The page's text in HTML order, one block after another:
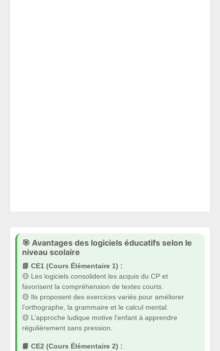
🎯 Avantages des logiciels éducatifs selon le
niveau scolaire
📗 CE1 (Cours Élémentaire 1) :
🟡 Les logiciels consolident les acquis du CP et
favorisent la compréhension de textes courts.
🟡 Ils proposent des exercices variés pour améliorer
l’orthographe, la grammaire et le calcul mental.
🟡 L’approche ludique motive l’enfant à apprendre
régulièrement sans pression.
📙 CE2 (Cours Élémentaire 2) :